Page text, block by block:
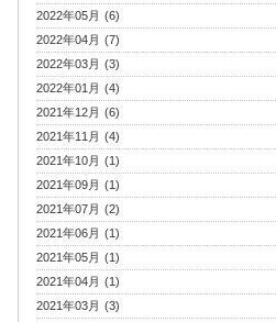
2022年05月 (6)
2022年04月 (7)
2022年03月 (3)
2022年01月 (4)
2021年12月 (6)
2021年11月 (4)
2021年10月 (1)
2021年09月 (1)
2021年07月 (2)
2021年06月 (1)
2021年05月 (1)
2021年04月 (1)
2021年03月 (3)